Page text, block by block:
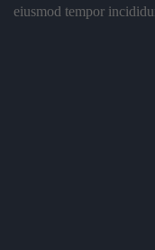
eiusmod tempor